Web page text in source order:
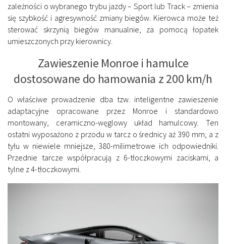
zależności o wybranego trybu jazdy – Sport lub Track – zmienia
się szybkość i agresywność zmiany biegów. Kierowca może też
sterować skrzynią biegów manualnie, za pomocą łopatek
umieszczonych przy kierownicy.
Zawieszenie Monroe i hamulce
dostosowane do hamowania z 200 km/h
O właściwe prowadzenie dba tzw. inteligentne zawieszenie
adaptacyjne opracowane przez Monroe i standardowo
montowany, ceramiczno-węglowy układ hamulcowy. Ten
ostatni wyposażono z przodu w tarcz o średnicy aż 390 mm, a z
tyłu w niewiele mniejsze, 380-milimetrowe ich odpowiedniki.
Przednie tarcze współpracują z 6-tłoczkowymi zaciskami, a
tylne z 4-tłoczkowymi.